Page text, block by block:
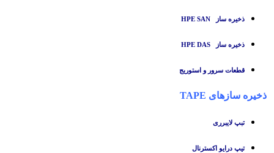
ذخیره ساز HPE SAN
ذخیره ساز HPE DAS
قطعات سرور و استوریج
ذخیره سازهای TAPE
تبپ لایبرری
تیپ درایو اکسترنال